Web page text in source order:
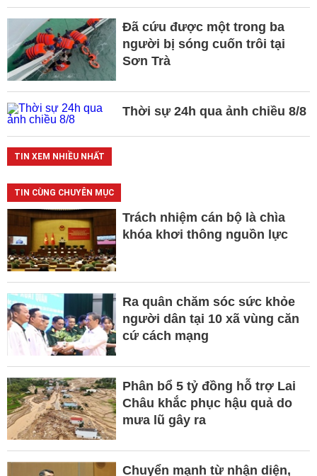
Đã cứu được một trong ba
người bị sóng cuốn trôi tại
Sơn Trà
Thời sự 24h qua ảnh chiều 8/8
TIN XEM NHIỀU NHẤT
TIN CÙNG CHUYÊN MỤC
Trách nhiệm cán bộ là chìa
khóa khơi thông nguồn lực
Ra quân chăm sóc sức khỏe
người dân tại 10 xã vùng căn
cứ cách mạng
Phân bổ 5 tỷ đồng hỗ trợ Lai
Châu khắc phục hậu quả do
mưa lũ gây ra
Chuyển mạnh từ nhận diện,